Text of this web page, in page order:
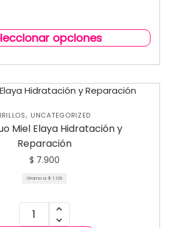
opciones
, UNCATEGORIZED
Miel Elaya Hidratación y
Reparación
$ 7.900
Gramo a: $ 1.129